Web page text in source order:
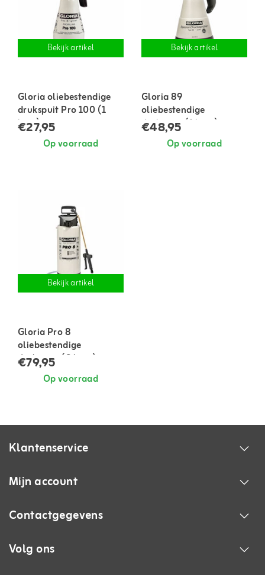
Bekijk artikel
Gloria oliebestendige
drukspuit Pro 100 (1
liter)
€27,95
Op voorraad
Bekijk artikel
Gloria 89
oliebestendige
drukspuit (1 liter)
€48,95
Op voorraad
Bekijk artikel
Gloria Pro 8
oliebestendige
drukspuit (8 liter)
€79,95
Op voorraad
Klantenservice
Mijn account
Contactgegevens
Volg ons